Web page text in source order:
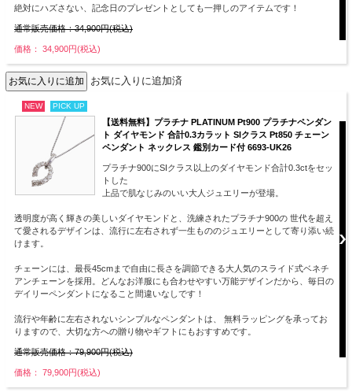
絶対にハズさない、記念日のプレゼントとしても一押しのアイテムです！
通常販売価格：34,900円(税込)
価格： 34,900円(税込)
お気に入りに追加済
NEW PICK UP
【送料無料】プラチナ PLATINUM Pt900 プラチナペンダン
ト ダイヤモンド 合計0.3カラット SIクラス Pt850 チェーン
ペンダント ネックレス 鑑別カード付 6693-UK26
プラチナ900にSIクラス以上のダイヤモンド合計0.3ctをセッ
トした
上品で肌なじみのいい大人ジュエリーが登場。
透明度が高く輝きの美しいダイヤモンドと、洗練されたプラチナ900の 世代を超え
て愛されるデザインは、流行に左右されず一生もののジュエリーとして寄り添い続
けます。
チェーンには、最長45cmまで自由に長さを調節できる大人気のスライド式ベネチ
アンチェーンを採用。どんなお洋服にも合わせやすい万能デザインだから、毎日の
デイリーペンダントになること間違いなしです！
流行や年齢に左右されないシンプルなペンダントは、 無料ラッピングを承ってお
りますので、大切な方への贈り物やギフトにもおすすめです。
通常販売価格：79,900円(税込)
価格： 79,900円(税込)